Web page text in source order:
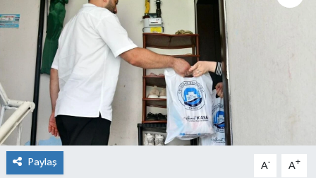
Paylaş A- A+